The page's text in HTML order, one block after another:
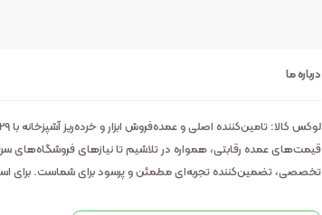
درباره ما
قیمت‌های عمده رقابتی، همواره در تلاشیم تا نیازهای فروشگاه‌های
تخصصی، تضمین‌کننده تجربه‌ای مطمئن و پرسود برای شماست. برای